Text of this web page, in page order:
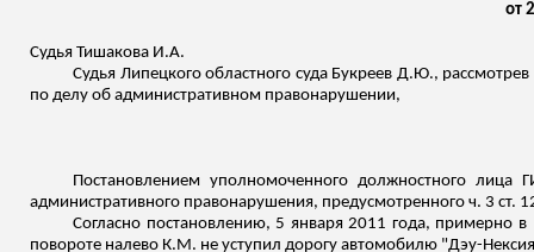
от
Судья Тишакова И.А.
Судья Липецкого областного суда Букреев Д.Ю., рассмотрев
по делу об административном правонарушении,
Постановлением уполномоченного должностного
административного правонарушения, предусмотренного ч. 3
Согласно постановлению, 5 января 2011 года,
повороте налево К.М. не уступил дорогу автомобилю "Дэу-Нексия